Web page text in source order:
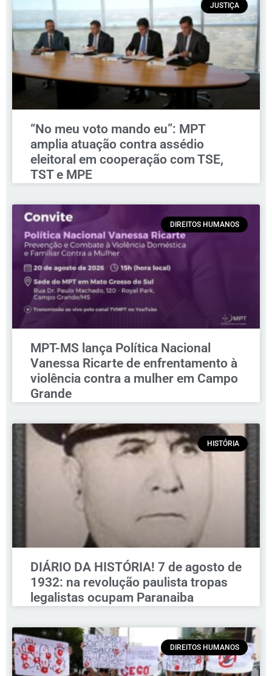
JUSTIÇA
“No meu voto mando eu”: MPT
amplia atuação contra assédio
eleitoral em cooperação com TSE,
TST e MPE
DIREITOS HUMANOS
MPT-MS lança Política Nacional
Vanessa Ricarte de enfrentamento à
violência contra a mulher em Campo
Grande
HISTÓRIA
DIÁRIO DA HISTÓRIA! 7 de agosto de
1932: na revolução paulista tropas
legalistas ocupam Paranaiba
DIREITOS HUMANOS